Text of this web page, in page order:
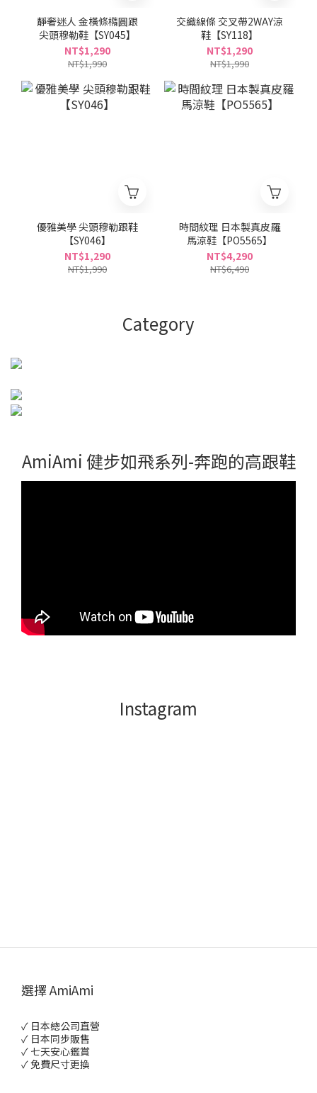
靜奢迷人 金橫條橢圓跟
尖頭穆勒鞋【SY045】
NT$1,290
NT$1,990
交織線條 交叉帶2WAY涼
鞋【SY118】
NT$1,290
NT$1,990
優雅美學 尖頭穆勒跟鞋
【SY046】
NT$1,290
NT$1,990
時間紋理 日本製真皮羅
馬涼鞋【PO5565】
NT$4,290
NT$6,490
Category
AmiAmi 健步如飛系列-奔跑的高跟鞋
Instagram
選擇 AmiAmi
✓ 日本總公司直營
✓ 日本同步販售
✓ 七天安心鑑賞
✓ 免費尺寸更換